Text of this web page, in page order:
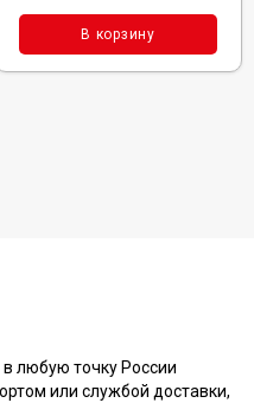
В корзину
любую точку России
или службой доставки,